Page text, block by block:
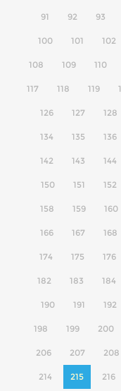
91 92 93
100 101 102
108 109 110
117 118 119
126 127 128
134 135 136
142 143 144
150 151 152
158 159 160
166 167 168
174 175 176
182 183 184
190 191 192
198 199 200
206 207 208
214 215 216